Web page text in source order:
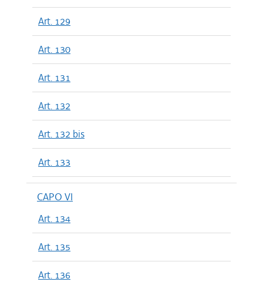
Art. 129
Art. 130
Art. 131
Art. 132
Art. 132 bis
Art. 133
CAPO VI
Art. 134
Art. 135
Art. 136